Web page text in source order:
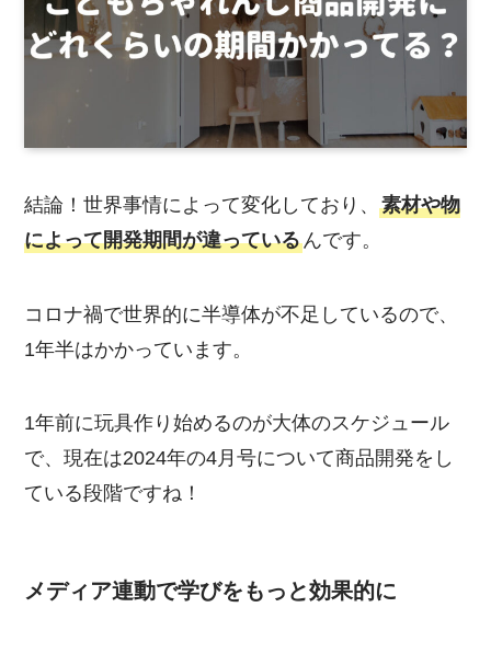
結論！世界事情によって変化しており、素材や物
によって開発期間が違っているんです。
コロナ禍で世界的に半導体が不足しているので、
1年半はかかっています。
1年前に玩具作り始めるのが大体のスケジュール
で、現在は2024年の4月号について商品開発をし
ている段階ですね！
メディア連動で学びをもっと効果的に